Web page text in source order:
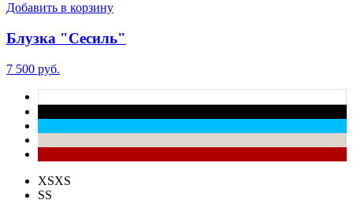
Добавить в корзину
Блузка "Сесиль"
7 500 руб.
XSXS
SS